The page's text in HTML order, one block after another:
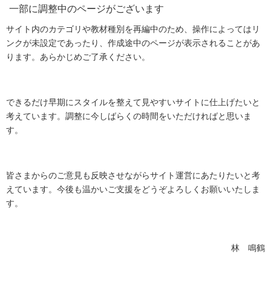
一部に調整中のページがございます
サイト内のカテゴリや教材種別を再編中のため、操作によってはリ
ンクが未設定であったり、作成途中のページが表示されることがあ
ります。あらかじめご了承ください。
できるだけ早期にスタイルを整えて見やすいサイトに仕上げたいと
考えています。調整に今しばらくの時間をいただければと思いま
す。
皆さまからのご意見も反映させながらサイト運営にあたりたいと考
えています。今後も温かいご支援をどうぞよろしくお願いいたしま
す。
林 鳴鶴